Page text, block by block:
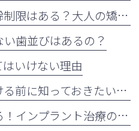
マウスピース矯正に年齢制限はある？大人の矯正治療が増えている理由も解説
歯並びはあるの？
いけない理由
インプラント治療を受ける前に知っておきたい注意点
天然の歯のように噛める！インプラント治療の5つのメリット